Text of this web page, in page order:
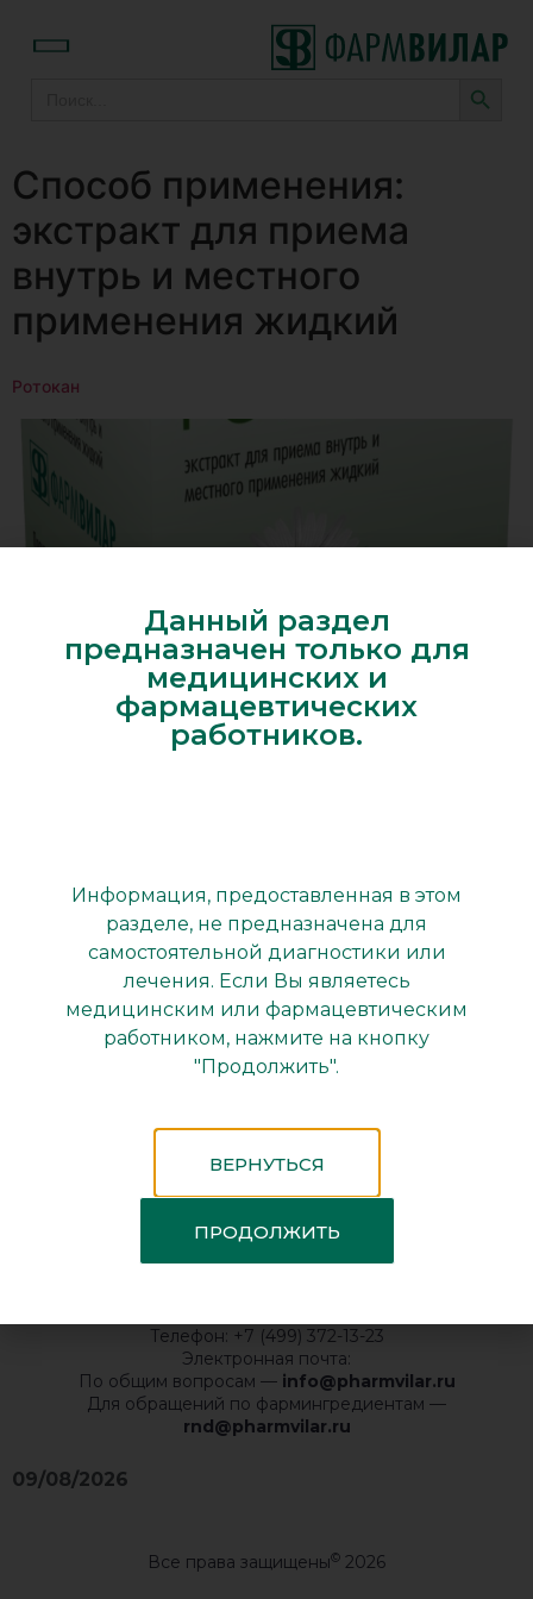
Способ применения:
экстракт для приема
внутрь и местного
применения жидкий
Ротокан
(этанол) 40 % – достаточное количество для
получения 1000 мл препарата.
Фармакотерапевтическая группа:
противовоспалительное средство растительного
происхождения. Показания к применению В
воспалительных заболеваниях слизистой оболочки
Телефон: +7 (499) 372-13-23
Электронная почта:
По общим вопросам — info@pharmvilar.ru
Для обращений по фармингредиентам —
rnd@pharmvilar.ru
09/08/2026
Все права защищены© 2026
Данный раздел
предназначен только для
медицинских и
фармацевтических
работников.
Информация, предоставленная в этом
разделе, не предназначена для
самостоятельной диагностики или
лечения. Если Вы являетесь
медицинским или фармацевтическим
работником, нажмите на кнопку
"Продолжить".
ВЕРНУТЬСЯ
ПРОДОЛЖИТЬ